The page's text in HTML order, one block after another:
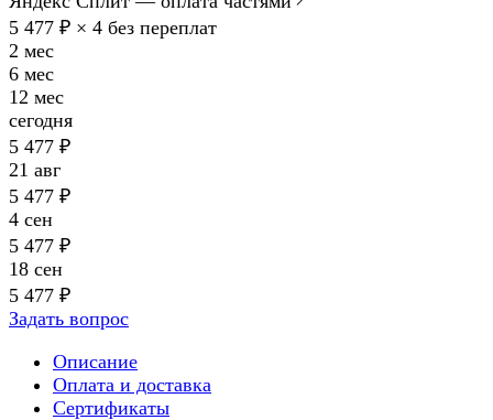
5 477 ₽ × 4 без переплат
2 мес
6 мес
12 мес
сегодня
5 477 ₽
21 авг
5 477 ₽
4 сен
5 477 ₽
18 сен
5 477 ₽
Задать вопрос
Описание
Оплата и доставка
Сертификаты